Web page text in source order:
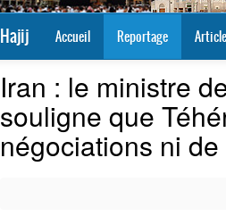
Hajij Accueil Reportage
Iran : le ministre
souligne que
négociations ni